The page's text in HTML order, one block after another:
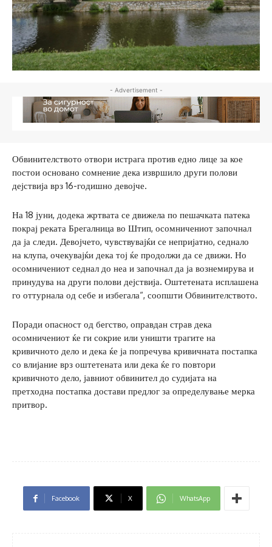
- Advertisement -
Обвинителството отвори истрага против едно лице за кое
постои основано сомнение дека извршило други полови
дејствија врз 16-годишно девојче.
На 18 јуни, додека жртвата се движела по пешачката патека
покрај реката Брегалница во Штип, осомничениот започнал
да ја следи. Девојчето, чувствувајќи се непријатно, седнало
на клупа, очекувајќи дека тој ќе продолжи да се движи. Но
осомничениот седнал до неа и започнал да ја вознемирува и
принудува на други полови дејствија. Оштетената исплашена
го оттурнала од себе и избегала“, соопшти Обвинителството.
Поради опасност од бегство, оправдан страв дека
осомничениот ќе ги сокрие или уништи трагите на
кривичното дело и дека ќе ја попречува кривичната постапка
со влијание врз оштетената или дека ќе го повтори
кривичното дело, јавниот обвинител до судијата на
претходна постапка достави предлог за определување мерка
притвор.
Facebook X WhatsApp